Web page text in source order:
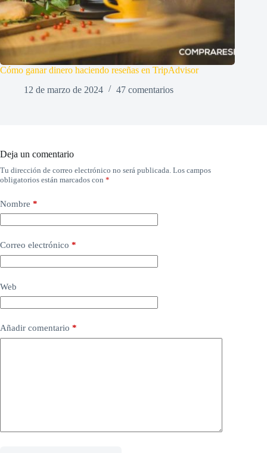
Cómo ganar dinero haciendo reseñas en TripAdvisor
12 de marzo de 2024
47 comentarios
Deja un comentario
Tu dirección de correo electrónico no será publicada. Los campos
obligatorios están marcados con *
Nombre *
Correo electrónico *
Web
Añadir comentario *